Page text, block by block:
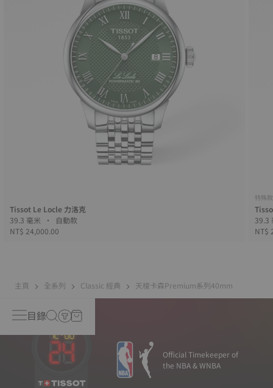
Tissot Le Locle 力洛克
39.3 毫米 • 自動款
NT$ 24,000.00
特殊款
NT$
主頁 全系列 Classic 經典 天梭卡森Premium系列40mm
目錄
Official Timekeeper of
the NBA & WNBA